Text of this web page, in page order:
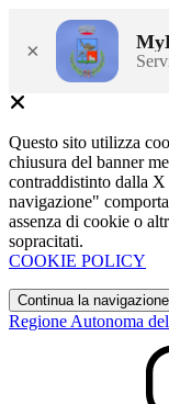
×
Questo sito utilizza
chiusura del banner
contraddistinto dalla
navigazione"
assenza di cookie o
sopracitati.
COOKIE POLICY
Continua la navigazione
Regione Autonoma